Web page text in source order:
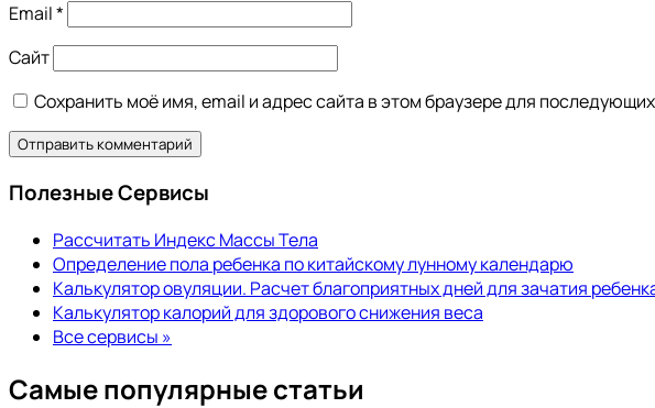
Email*
Сайт
Сохранить моё имя, email и адрес сайта в этом браузере для
Полезные Сервисы
Рассчитать Индекс Массы Тела
Определение пола ребенка по китайскому лунному календарю
Калькулятор овуляции. Расчет благоприятных дней для зачатия
Калькулятор калорий для здорового снижения веса
Все сервисы »
Самые популярные статьи